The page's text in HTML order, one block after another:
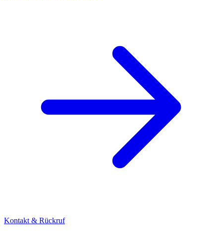
Kontakt & Rückruf